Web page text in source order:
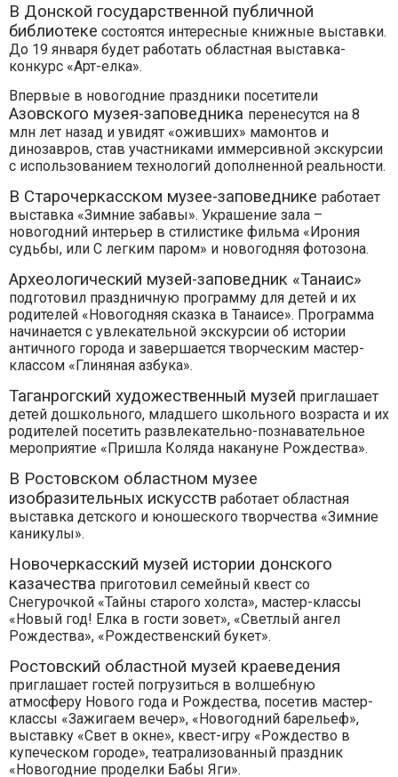
В Донской государственной публичной
библиотеке состоятся интересные книжные выставки.
До 19 января будет работать областная выставка-
конкурс «Арт-елка».
Впервые в новогодние праздники посетители
Азовского музея-заповедника перенесутся на 8
млн лет назад и увидят «оживших» мамонтов и
динозавров, став участниками иммерсивной экскурсии
с использованием технологий дополненной реальности.
В Старочеркасском музее-заповеднике работает
выставка «Зимние забавы». Украшение зала –
новогодний интерьер в стилистике фильма «Ирония
судьбы, или С легким паром» и новогодняя фотозона.
Археологический музей-заповедник «Танаис»
подготовил праздничную программу для детей и их
родителей «Новогодняя сказка в Танаисе». Программа
начинается с увлекательной экскурсии об истории
античного города и завершается творческим мастер-
классом «Глиняная азбука».
Таганрогский художественный музей приглашает
детей дошкольного, младшего школьного возраста и их
родителей посетить развлекательно-познавательное
мероприятие «Пришла Коляда накануне Рождества».
В Ростовском областном музее
изобразительных искусств работает областная
выставка детского и юношеского творчества «Зимние
каникулы».
Новочеркасский музей истории донского
казачества приготовил семейный квест со
Снегурочкой «Тайны старого холста», мастер-классы
«Новый год! Елка в гости зовет», «Светлый ангел
Рождества», «Рождественский букет».
Ростовский областной музей краеведения
приглашает гостей погрузиться в волшебную
атмосферу Нового года и Рождества, посетив мастер-
классы «Зажигаем вечер», «Новогодний барельеф»,
выставку «Свет в окне», квест-игру «Рождество в
купеческом городе», театрализованный праздник
«Новогодние проделки Бабы Яги».